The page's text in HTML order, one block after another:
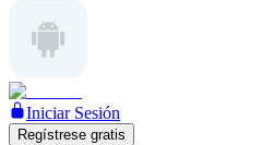
Iniciar Sesión
Regístrese gratis